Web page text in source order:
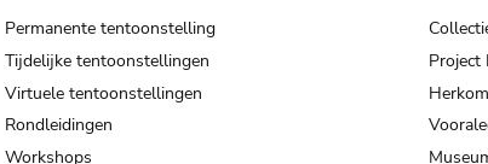
Permanente tentoonstelling
Tijdelijke tentoonstellingen
Virtuele tentoonstellingen
Rondleidingen
Workshops
Project